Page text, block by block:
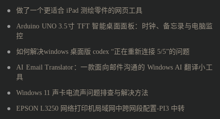
做了一个更适合 iPad 测绘零件的网页工具
Arduino UNO 3.5寸 TFT 智能桌面面板：时钟、备忘录与电脑监
控
如何解决windows 桌面版 codex “正在重新连接 5/5”的问题
AI Email Translator：一款面向邮件沟通的 Windows AI 翻译小工
具
Windows 11 声卡电流声问题排查与解决方法
EPSON L3250 网络打印机局域网中跨网段配置-PI3 中转